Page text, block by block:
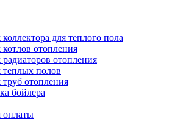
для теплого пола
отопления
отопления
полов
отопления
бойлера
оплаты